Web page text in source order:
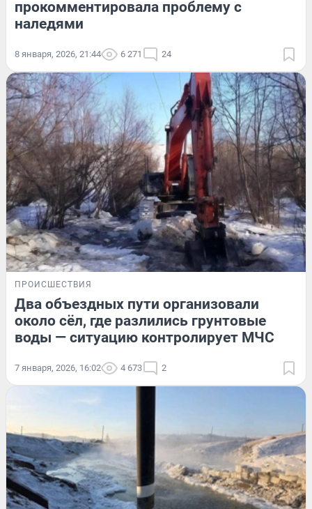
прокомментировала проблему с
наледями
8 января, 2026, 21:44 6 271 24
ПРОИСШЕСТВИЯ
Два объездных пути организовали
около сёл, где разлились грунтовые
воды — ситуацию контролирует МЧС
7 января, 2026, 16:02 4 673 2